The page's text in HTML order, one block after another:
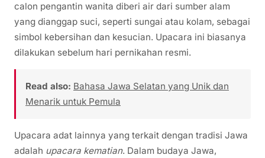
calon pengantin wanita diberi air dari sumber alam
yang dianggap suci, seperti sungai atau kolam, sebagai
simbol kebersihan dan kesucian. Upacara ini biasanya
dilakukan sebelum hari pernikahan resmi.
Read also: Bahasa Jawa Selatan yang Unik dan
Menarik untuk Pemula
Upacara adat lainnya yang terkait dengan tradisi Jawa
adalah upacara kematian. Dalam budaya Jawa,